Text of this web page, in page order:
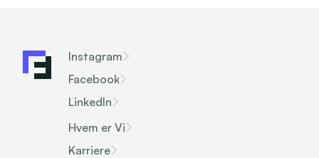
Instagram
Facebook
LinkedIn
Hvem er Vi
Karriere